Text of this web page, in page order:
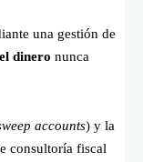
una gestión de
dinero nunca
accounts) y la
consultoría fiscal